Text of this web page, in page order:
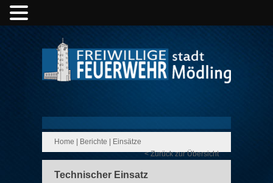
Home Berichte
Einsätze
< Zurück zur Übersicht
Technischer Einsatz